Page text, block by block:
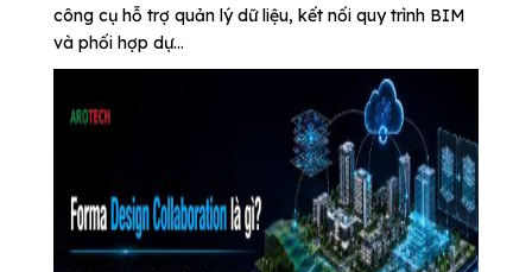
công cụ hỗ trợ quản lý dữ liệu, kết nối quy trình BIM
và phối hợp dự...